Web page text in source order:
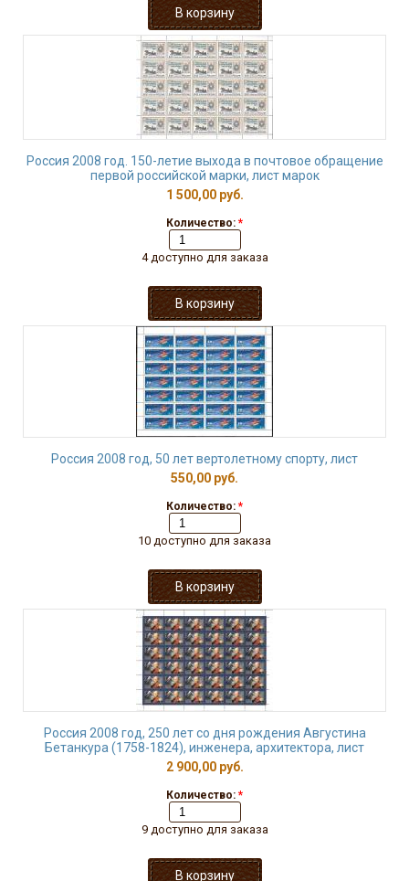
Россия 2008 год. 150-летие выхода в почтовое обращение
первой российской марки, лист марок
1 500,00 руб.
Количество: *
4 доступно для заказа
Россия 2008 год, 50 лет вертолетному спорту, лист
550,00 руб.
Количество: *
10 доступно для заказа
Россия 2008 год, 250 лет со дня рождения Августина
Бетанкура (1758-1824), инженера, архитектора, лист
2 900,00 руб.
Количество: *
9 доступно для заказа